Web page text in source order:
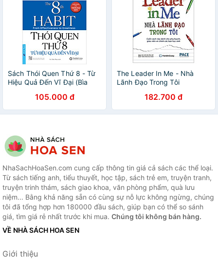
Sách Thói Quen Thứ 8 - Từ
Hiệu Quả Đến Vĩ Đại (Bìa
105.000 đ
The Leader In Me - Nhà
Lãnh Đạo Trong Tôi
182.700 đ
NhaSachHoaSen.com cung cấp thông tin giá cả sách các thể loại.
Từ sách tiếng anh, tiểu thuyết, học tập, sách trẻ em, truyện tranh,
truyện trinh thám, sách giao khoa, văn phòng phẩm, quà lưu
niệm... Bằng khả năng sẵn có cùng sự nỗ lực không ngừng, chúng
tôi đã tổng hợp hơn 180000 đầu sách, giúp bạn có thể so sánh
giá, tìm giá rẻ nhất trước khi mua. Chúng tôi không bán hàng.
VỀ NHÀ SÁCH HOA SEN
Giới thiệu